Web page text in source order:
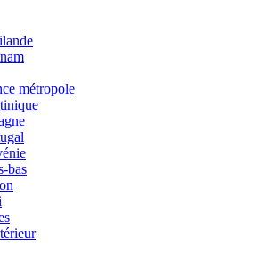
métropole
bas